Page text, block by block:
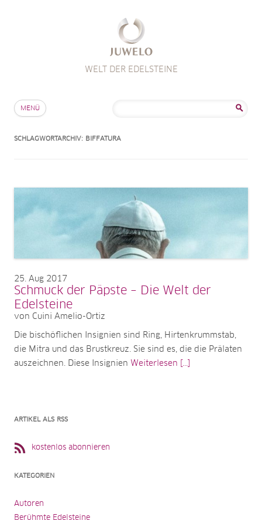
WELT DER EDELSTEINE
MENÜ
SCHLAGWORTARCHIV: BIFFATURA
25 Aug 2017
Schmuck der Päpste – Die Welt der
Edelsteine
von Cuini Amelio-Ortiz
Die bischöflichen Insignien sind Ring, Hirtenkrummstab,
die Mitra und das Brustkreuz. Sie sind es, die die Prälaten
auszeichnen. Diese Insignien Weiterlesen [...]
ARTIKEL ALS RSS
kostenlos abonnieren
KATEGORIEN
Autoren
Berühmte Edelsteine